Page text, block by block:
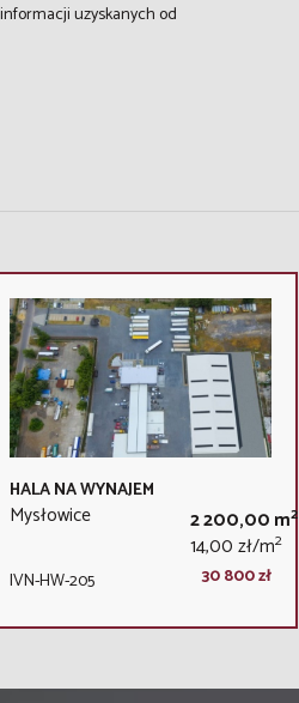
uzyskanych od
HALA NA WYNAJEM
Mysłowice 2 200,00 m2
14,00 zł/m2
IVN-HW-205 30 800 zł